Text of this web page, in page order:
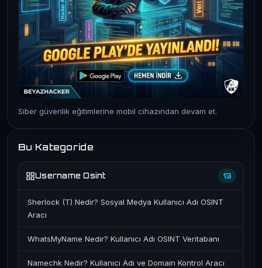
Siber güvenlik eğitimlerine mobil cihazından devam et.
Bu Kategoride
Username Osint 13
Sherlock (T) Nedir? Sosyal Medya Kullanıcı Adı OSINT
Aracı
WhatsMyName Nedir? Kullanıcı Adı OSINT Veritabanı
Namechk Nedir? Kullanıcı Adı ve Domain Kontrol Aracı